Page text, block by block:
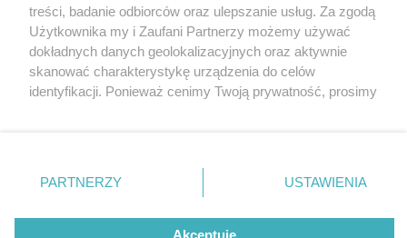
Nie zapomnij
zapoznać się z:
polityką prywatności regulamin korzystania z portali
Twojemiasto
Piekary Śląskie
Chorzów
Tarnowskie Góry
Gliwice
Skontakuj sięz nami
Kontakt
Wydawca
Redakcja
treści, badanie odbiorców oraz ulepszanie usług. Za zgodą
Użytkownika my i Zaufani Partnerzy możemy używać
dokładnych danych geolokalizacyjnych oraz aktywnie
skanować charakterystykę urządzenia do celów
identyfikacji. Ponieważ cenimy Twoją prywatność, prosimy
prywatności znajdujący się w lewym dolnym rogu strony
. Niektóre rodzaje przetwarzania danych nie wymagają
zgody użytkownika, ale masz prawo sprzeciwić się
takiemu przetwarzaniu. Preferencje będą miały
PARTNERZY USTAWIENIA
Akceptuję